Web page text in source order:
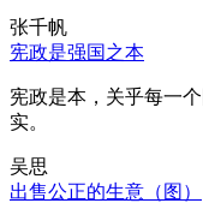
张千帆
宪政是强国之本
宪政是本，关乎每一
实。
吴思
出售公正的生意（图）